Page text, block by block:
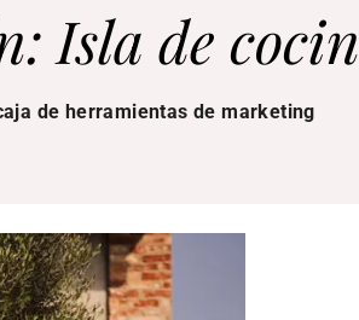
Isla de
de herramientas de marketing